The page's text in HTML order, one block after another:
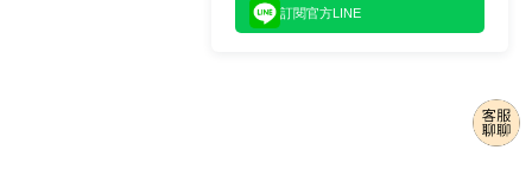
訂閱官方LINE